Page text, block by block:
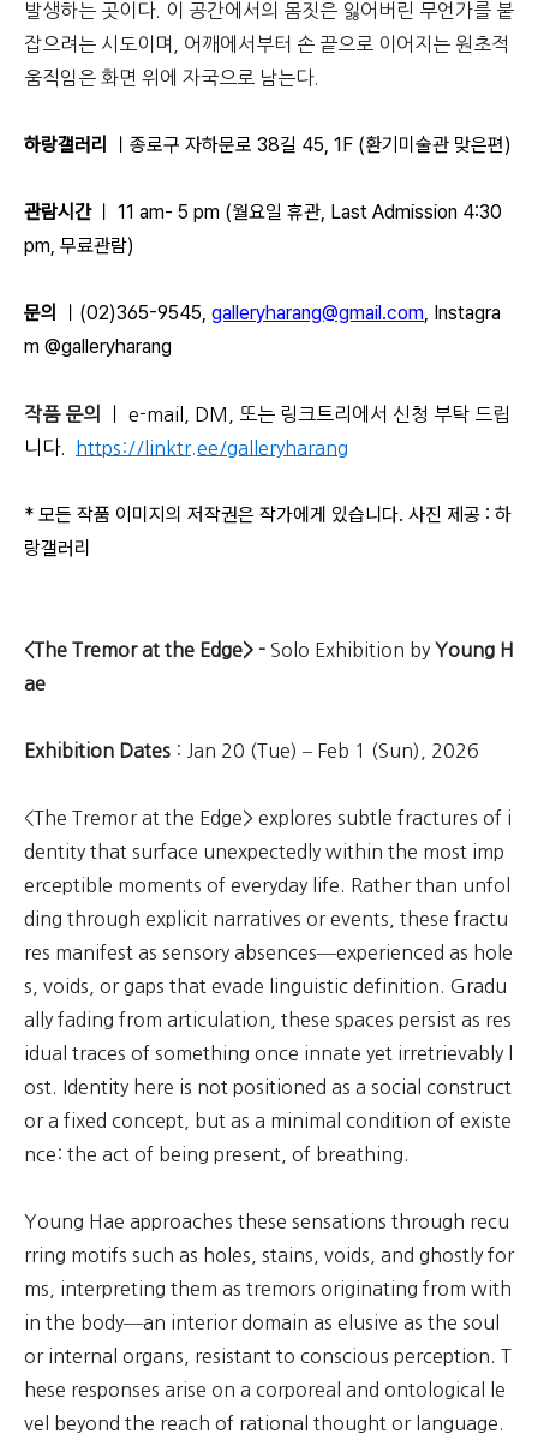
발생하는 곳이다. 이 공간에서의 몸짓은 잃어버린 무언가를 붙
잡으려는 시도이며, 어깨에서부터 손 끝으로 이어지는 원초적
움직임은 화면 위에 자국으로 남는다.
하랑갤러리 ㅣ종로구 자하문로 38길 45, 1F (환기미술관 맞은편)
관람시간 ㅣ 11 am- 5 pm (월요일 휴관, Last Admission 4:30
pm, 무료관람)
문의 ㅣ(02)365-9545, galleryharang@gmail.com, Instagra
m @galleryharang
작품 문의
ㅣ e-mail, DM, 또는 링크트리에서 신청 부탁 드립
니다.
https://linktr.ee/galleryharang
* 모든 작품 이미지의 저작권은 작가에게 있습니다. 사진 제공 : 하
랑갤러리
<The Tremor at the Edge> - Solo Exhibition by Young H
ae
Exhibition Dates : Jan 20 (Tue) – Feb 1 (Sun), 2026
<The Tremor at the Edge> explores subtle fractures of i
dentity that surface unexpectedly within the most imp
erceptible moments of everyday life. Rather than unfol
ding through explicit narratives or events, these fractu
res manifest as sensory absences—experienced as hole
s, voids, or gaps that evade linguistic definition. Gradu
ally fading from articulation, these spaces persist as res
idual traces of something once innate yet irretrievably l
ost. Identity here is not positioned as a social construct
or a fixed concept, but as a minimal condition of existe
nce: the act of being present, of breathing.
Young Hae approaches these sensations through recu
rring motifs such as holes, stains, voids, and ghostly for
ms, interpreting them as tremors originating from with
in the body—an interior domain as elusive as the soul
or internal organs, resistant to conscious perception. T
hese responses arise on a corporeal and ontological le
vel beyond the reach of rational thought or language.